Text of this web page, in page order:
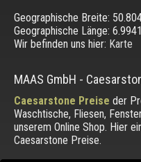
Geographische Breite:
Geographische Länge:
Wir befinden uns hier: Karte
MAAS GmbH -
Caesarstone Preise der
Waschtische, Fliesen,
unserem Online Shop. Hier
Caesarstone Preise.